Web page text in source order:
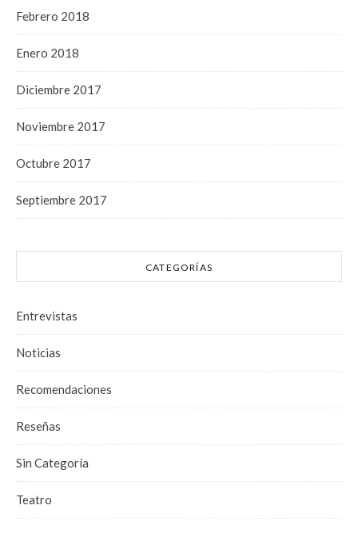
Febrero 2018
Enero 2018
Diciembre 2017
Noviembre 2017
Octubre 2017
Septiembre 2017
CATEGORÍAS
Entrevistas
Noticias
Recomendaciones
Reseñas
Sin Categoría
Teatro